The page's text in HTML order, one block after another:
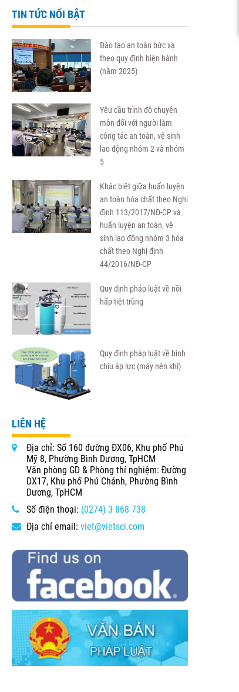
TIN TỨC NỔI BẬT
Đào tạo an toàn bức xạ
theo quy định hiện hành
(năm 2025)
Yêu cầu trình độ chuyên
môn đối với người làm
công tác an toàn, vệ sinh
lao động nhóm 2 và nhóm
5
Khác biệt giữa huấn luyện
an toàn hóa chất theo Nghị
định 113/2017/NĐ-CP và
huấn luyện an toàn, vệ
sinh lao động nhóm 3 hóa
chất theo Nghị định
44/2016/NĐ-CP
Quy định pháp luật về nồi
hấp tiệt trùng
Quy định pháp luật về bình
chịu áp lực (máy nén khí)
LIÊN HỆ
Địa chỉ: Số 160 đường ĐX06, Khu phố Phú
Mỹ 8, Phường Bình Dương, TpHCM
Văn phòng GD & Phòng thí nghiệm: Đường
DX17, Khu phố Phú Chánh, Phường Bình
Dương, TpHCM
Số điện thoại: (0274) 3 868 738
Địa chỉ email: viet@vietsci.com